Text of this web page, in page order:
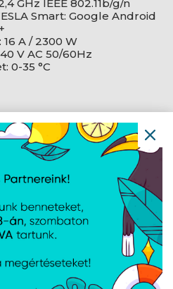
GHz IEEE 802.11b/g/n
Smart: Google Android
A / 2300 W
V AC 50/60Hz
0-35 °C